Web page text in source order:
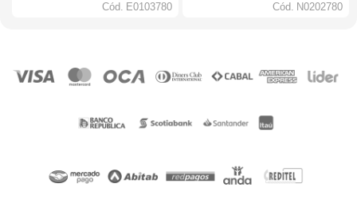
Cód. E0103780 Cód. N0202780